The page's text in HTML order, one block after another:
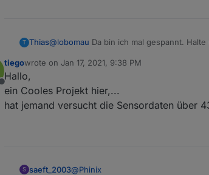
T Thias@lobomau Da bin ich mal gespannt.
Danke!
Offline
tiegowrote on Jan 17, 2021, 9:38 PM
last edited by
Hallo,
ein Cooles Projekt hier,...
hat jemand versucht die Sensordaten über
S saeft_2003@Phinix